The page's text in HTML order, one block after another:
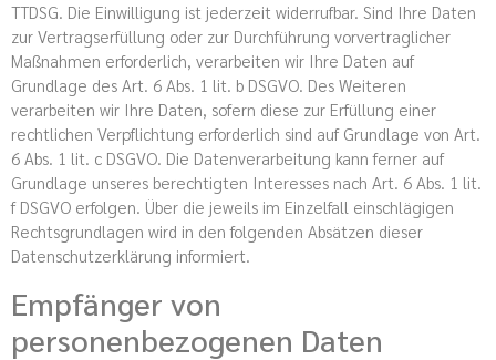
TTDSG. Die Einwilligung ist jederzeit widerrufbar. Sind Ihre Daten
zur Vertragserfüllung oder zur Durchführung vorvertraglicher
Maßnahmen erforderlich, verarbeiten wir Ihre Daten auf
Grundlage des Art. 6 Abs. 1 lit. b DSGVO. Des Weiteren
verarbeiten wir Ihre Daten, sofern diese zur Erfüllung einer
rechtlichen Verpflichtung erforderlich sind auf Grundlage von Art.
6 Abs. 1 lit. c DSGVO. Die Datenverarbeitung kann ferner auf
Grundlage unseres berechtigten Interesses nach Art. 6 Abs. 1 lit.
f DSGVO erfolgen. Über die jeweils im Einzelfall einschlägigen
Rechtsgrundlagen wird in den folgenden Absätzen dieser
Datenschutzerklärung informiert.
Empfänger von
personenbezogenen Daten